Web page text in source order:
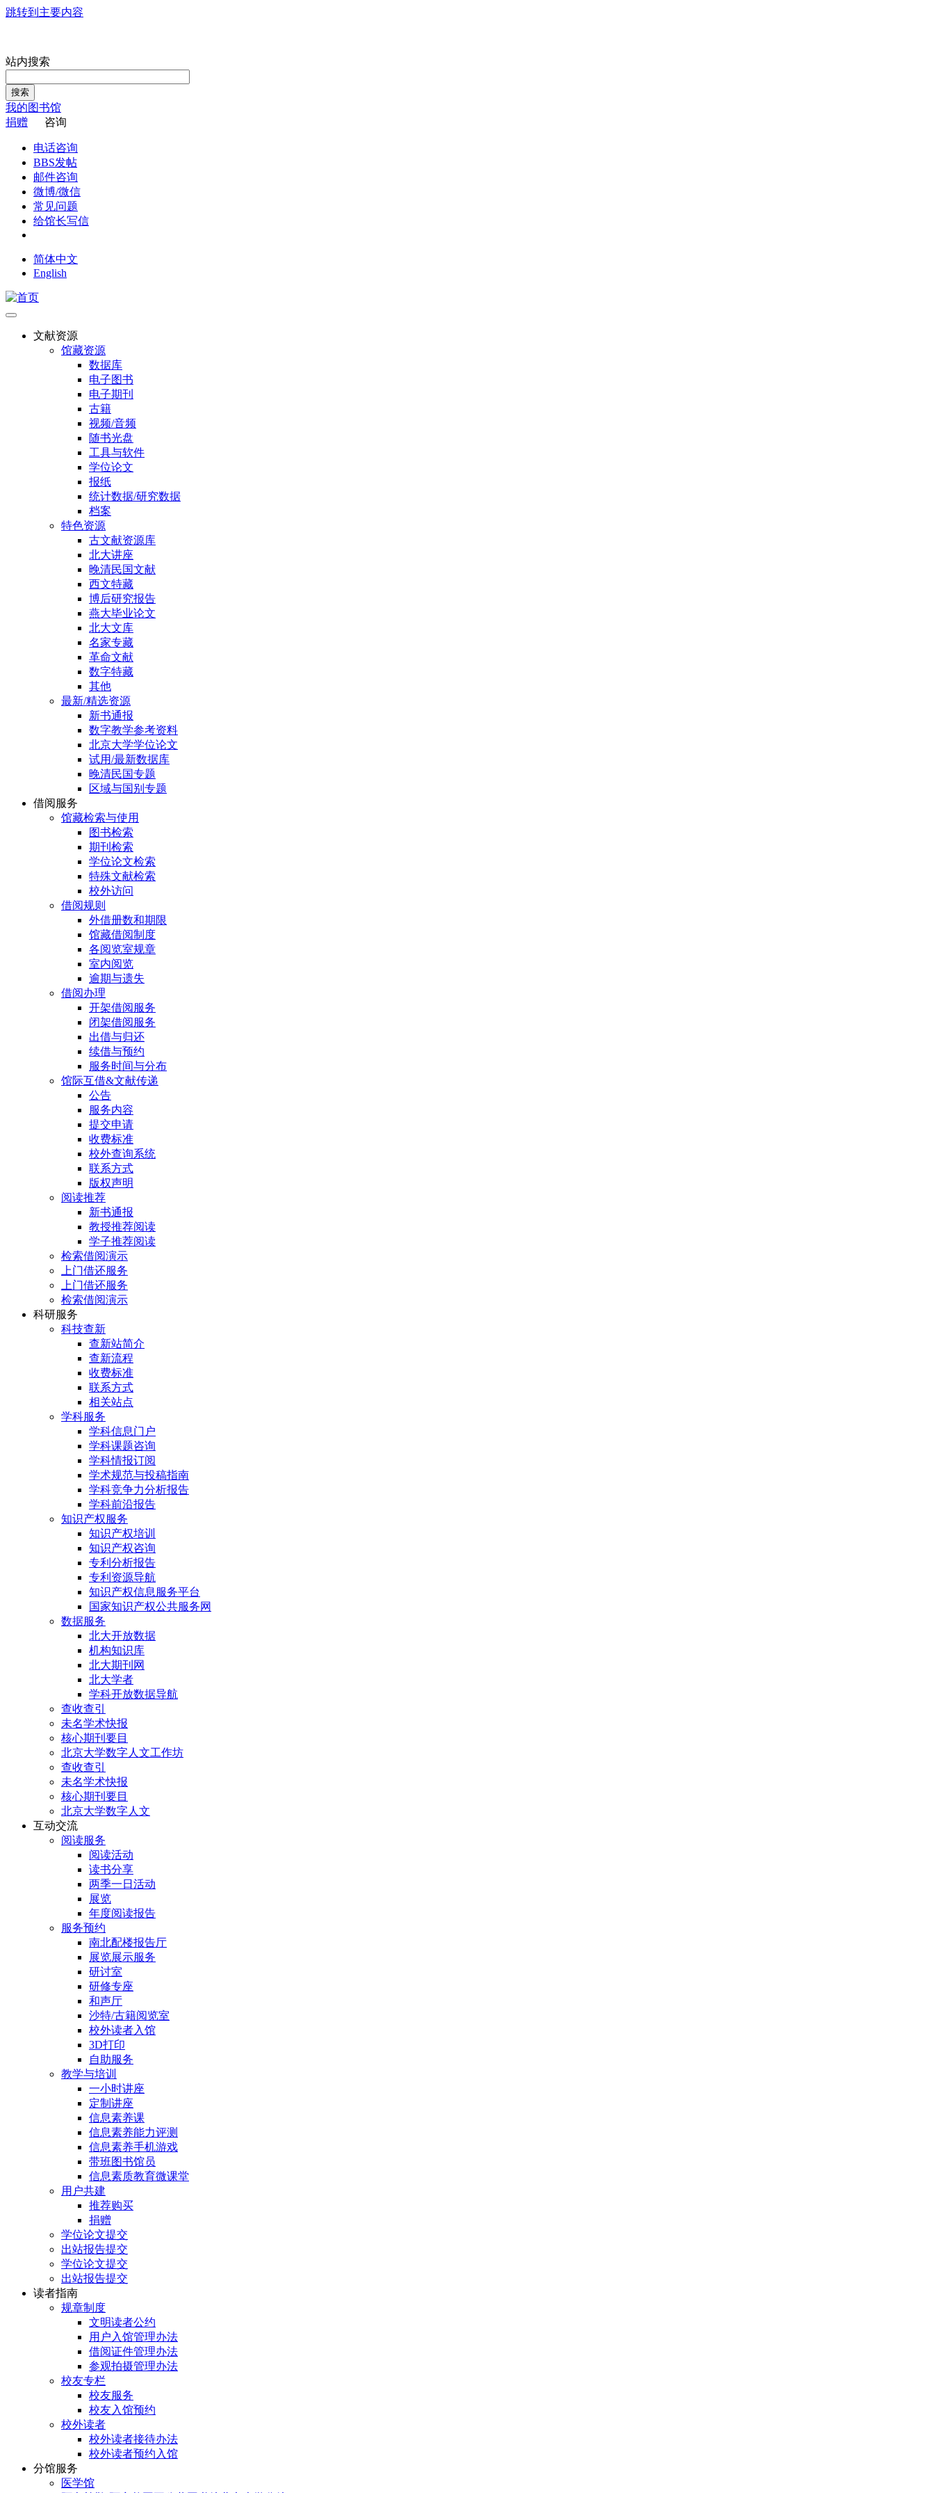
跳转到主要内容
站内搜索
搜索
我的图书馆
捐赠
咨询
电话咨询
BBS发帖
邮件咨询
微博/微信
常见问题
给馆长写信
简体中文
English
文献资源
馆藏资源
数据库
电子图书
电子期刊
古籍
视频/音频
随书光盘
工具与软件
学位论文
报纸
统计数据/研究数据
档案
特色资源
古文献资源库
北大讲座
晚清民国文献
西文特藏
博后研究报告
燕大毕业论文
北大文库
名家专藏
革命文献
数字特藏
其他
最新/精选资源
新书通报
数字教学参考资料
北京大学学位论文
试用/最新数据库
晚清民国专题
区域与国别专题
借阅服务
馆藏检索与使用
图书检索
期刊检索
学位论文检索
特殊文献检索
校外访问
借阅规则
外借册数和期限
馆藏借阅制度
各阅览室规章
室内阅览
逾期与遗失
借阅办理
开架借阅服务
闭架借阅服务
出借与归还
续借与预约
服务时间与分布
馆际互借&文献传递
公告
服务内容
提交申请
收费标准
校外查询系统
联系方式
版权声明
阅读推荐
新书通报
教授推荐阅读
学子推荐阅读
检索借阅演示
上门借还服务
上门借还服务
检索借阅演示
科研服务
科技查新
查新站简介
查新流程
收费标准
联系方式
相关站点
学科服务
学科信息门户
学科课题咨询
学科情报订阅
学术规范与投稿指南
学科竞争力分析报告
学科前沿报告
知识产权服务
知识产权培训
知识产权咨询
专利分析报告
专利资源导航
知识产权信息服务平台
国家知识产权公共服务网
数据服务
北大开放数据
机构知识库
北大期刊网
北大学者
学科开放数据导航
查收查引
未名学术快报
核心期刊要目
北京大学数字人文工作坊
查收查引
未名学术快报
核心期刊要目
北京大学数字人文
互动交流
阅读服务
阅读活动
读书分享
两季一日活动
展览
年度阅读报告
服务预约
南北配楼报告厅
展览展示服务
研讨室
研修专座
和声厅
沙特/古籍阅览室
校外读者入馆
3D打印
自助服务
教学与培训
一小时讲座
定制讲座
信息素养课
信息素养能力评测
信息素养手机游戏
带班图书馆员
信息素质教育微课堂
用户共建
推荐购买
捐赠
学位论文提交
出站报告提交
学位论文提交
出站报告提交
读者指南
规章制度
文明读者公约
用户入馆管理办法
借阅证件管理办法
参观拍摄管理办法
校友专栏
校友服务
校友入馆预约
校外读者
校外读者接待办法
校外读者预约入馆
分馆服务
医学馆